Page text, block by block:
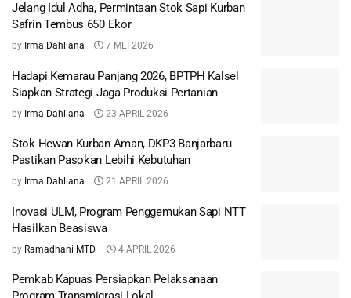
Jelang Idul Adha, Permintaan Stok Sapi Kurban
Safrin Tembus 650 Ekor
by Irma Dahliana 7 MEI 2026
Hadapi Kemarau Panjang 2026, BPTPH Kalsel
Siapkan Strategi Jaga Produksi Pertanian
by Irma Dahliana 23 APRIL 2026
Stok Hewan Kurban Aman, DKP3 Banjarbaru
Pastikan Pasokan Lebihi Kebutuhan
by Irma Dahliana 21 APRIL 2026
Inovasi ULM, Program Penggemukan Sapi NTT
Hasilkan Beasiswa
by Ramadhani MTD. 4 APRIL 2026
Pemkab Kapuas Persiapkan Pelaksanaan